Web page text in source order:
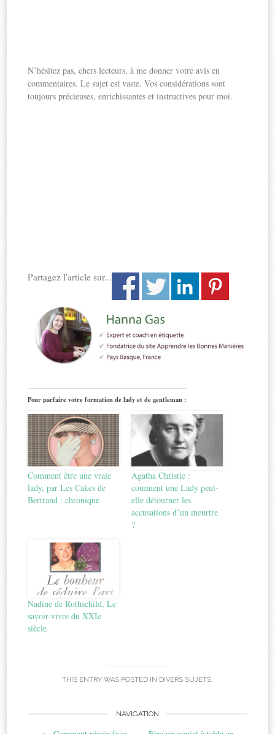
N’hésitez pas, chers lecteurs, à me donner votre avis en
commentaires. Le sujet est vaste. Vos considérations sont
toujours précieuses, enrichissantes et instructives pour moi.
Partagez l'article sur...
Pour parfaire votre formation de lady et de gentleman :
Comment être une vraie
lady, par Les Cakes de
Bertrand : chronique
Agatha Christie :
comment une Lady peut-
elle détourner les
accusations d’un meurtre
?
Nadine de Rothschild, Le
savoir-vivre du XXIe
siècle
THIS ENTRY WAS POSTED IN DIVERS SUJETS
NAVIGATION